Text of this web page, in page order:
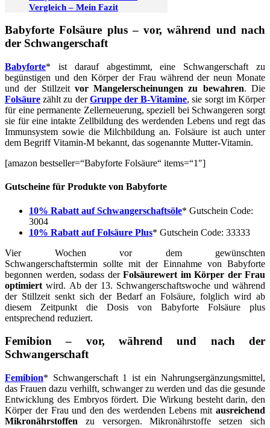
Vergleich – Mein Fazit
Babyforte Folsäure plus – vor, während und nach
der Schwangerschaft
Babyforte* ist darauf abgestimmt, eine Schwangerschaft zu
begünstigen und den Körper der Frau während der neun Monate
und der Stillzeit vor Mangelerscheinungen zu bewahren. Die
Folsäure zählt zu derGruppe der B-Vitamine, sie sorgt im Körper
für eine permanente Zellerneuerung, speziell bei Schwangeren sorgt
sie für eine intakte Zellbildung des werdenden Lebens und regt das
Immunsystem sowie die Milchbildung an. Folsäure ist auch unter
dem Begriff Vitamin-M bekannt, das sogenannte Mutter-Vitamin.
[amazon bestseller=“Babyforte Folsäure“ items=“1″]
Gutscheine für Produkte von Babyforte
10% Rabatt auf Schwangerschaftsöle* Gutschein Code:
3004
10% Rabatt auf Folsäure Plus* Gutschein Code: 33333
Vier Wochen vor dem gewünschten
Schwangerschaftstermin sollte mit der Einnahme von Babyforte
begonnen werden, sodass der Folsäurewert im Körper der Frau
optimiert wird. Ab der 13. Schwangerschaftswoche und während
der Stillzeit senkt sich der Bedarf an Folsäure, folglich wird ab
diesem Zeitpunkt die Dosis von Babyforte Folsäure plus
entsprechend reduziert.
Femibion – vor, während und nach der
Schwangerschaft
Femibion* Schwangerschaft 1 ist ein Nahrungsergänzungsmittel,
das Frauen dazu verhilft, schwanger zu werden und das die gesunde
Entwicklung des Embryos fördert. Die Wirkung besteht darin, den
Körper der Frau und den des werdenden Lebens mit ausreichend
Mikronährstoffen zu versorgen. Mikronährstoffe setzen sich